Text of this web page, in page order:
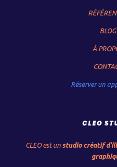
BLOG
À
Réserver un
CLEO
CLEO est un studio créatif